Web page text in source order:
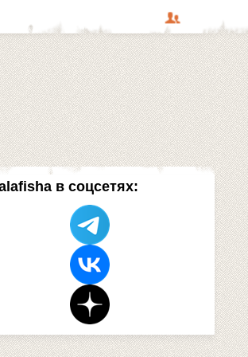
в соцсетях: